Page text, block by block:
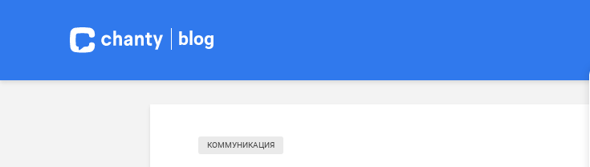
blog
КОММУНИКАЦИЯ